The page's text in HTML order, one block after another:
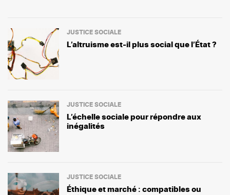
JUSTICE SOCIALE
L’altruisme est-il plus social que l’État ?
JUSTICE SOCIALE
L’échelle sociale pour répondre aux
inégalités
JUSTICE SOCIALE
Éthique et marché : compatibles ou